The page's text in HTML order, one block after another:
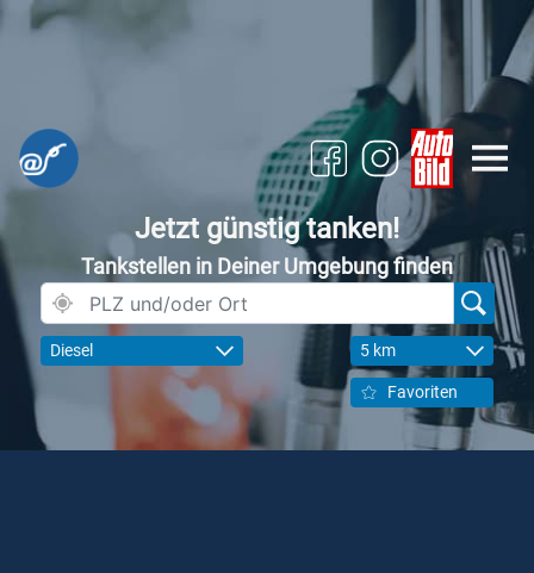
Jetzt günstig tanken!
Tankstellen in Deiner Umgebung finden
Diesel 5 km
Favoriten